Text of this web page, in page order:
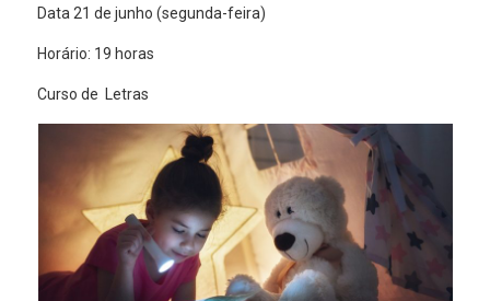
Data 21 de junho (segunda-feira)
Horário: 19 horas
Curso de Letras